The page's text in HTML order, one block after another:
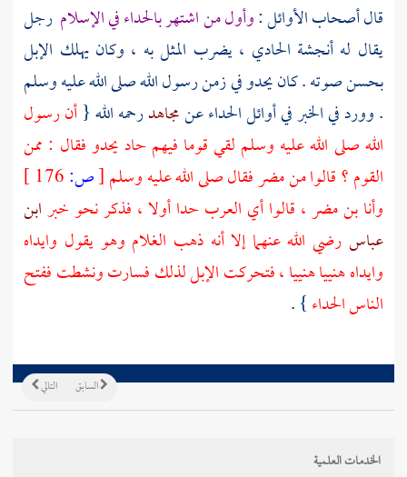
قال أصحاب الأوائل :وأول من اشتهر بالحداء في الإسلام رجل
يقال لهأنجشة الحادي ، يضرب المثل به ، وكان يهلك الإبل
بحسن صوته . كان يحدو في زمن رسول الله صلى الله عليه وسلم
. وورد في الخبر في أوائل الحداء عنمجاهدرحمه الله {أن رسول
الله صلى الله عليه وسلم لقي قوما فيهم حاد يحدو فقال : ممن
القوم ؟ قالوا منمضرفقال صلى الله عليه وسلم[ص:
وأنا بنمضر، قالوا أي العرب حدا أولا ، فذكر نحو خبرابن
عباس رضي الله عنهما إلا أنه ذهب الغلام وهو يقول وايداه
وايداه هنييا هنييا ، فتحركت الإبل لذلك فسارت ونشطت ففتح
الناس الحداء} .
التالي السابق
الخدمات العلمية